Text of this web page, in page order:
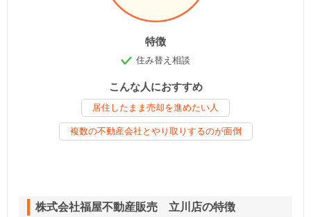
特徴
住み替え相談
こんな人におすすめ
居住したまま売却を進めたい人
複数の不動産会社とやり取りするのが面倒
株式会社福屋不動産販売 立川店の特徴